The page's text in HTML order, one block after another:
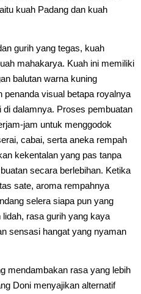
kuah Padang dan kuah
gurih yang tegas, kuah
mahakarya. Kuah ini memiliki
balutan warna kuning
penanda visual betapa royalnya
dalamnya. Proses pembuatan
jam untuk menggodok
cabai, serta aneka rempah
kekentalan yang pas tanpa
secara berlebihan. Ketika
sate, aroma rempahnya
selera siapa pun yang
rasa gurih yang kaya
sensasi hangat yang nyaman
mendambakan rasa yang lebih
Doni menyajikan alternatif